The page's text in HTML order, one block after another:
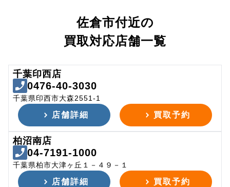
佐倉市付近の
買取対応店舗一覧
千葉印西店
0476-40-3030
千葉県印西市大森2551-1
店舗詳細 買取予約
柏沼南店
04-7191-1000
千葉県柏市大津ヶ丘１－４９－１
店舗詳細 買取予約